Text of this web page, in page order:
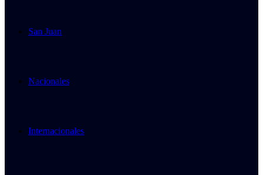
San Juan
Nacionales
Internacionales